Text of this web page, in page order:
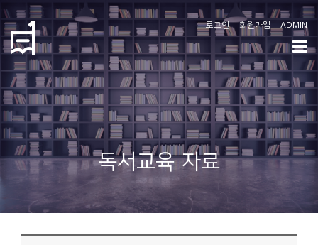
로그인 회원가입 ADMIN
독서교육 자료
학
도
협
소
개
지
사